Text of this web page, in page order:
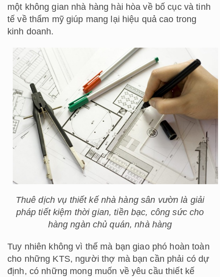
một không gian nhà hàng hài hòa về bố cục và tinh
tế về thẩm mỹ giúp mang lại hiệu quả cao trong
kinh doanh.
Thuê dịch vụ thiết kế nhà hàng sân vườn là giải
pháp tiết kiệm thời gian, tiền bạc, công sức cho
hàng ngàn chủ quán, nhà hàng
Tuy nhiên không vì thế mà bạn giao phó hoàn toàn
cho những KTS, người thợ mà bạn cần phải có dự
định, có những mong muốn về yêu cầu thiết kế